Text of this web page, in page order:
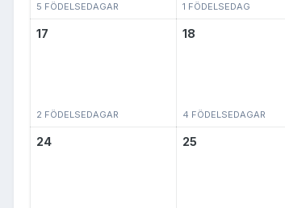
5 FÖDELSEDAGAR 1 FÖDELSEDAG
17
2 FÖDELSEDAGAR
18
4 FÖDELSEDAGAR
24 25